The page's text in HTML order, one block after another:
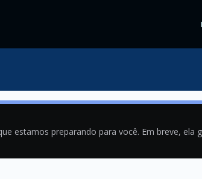
estamos preparando para você. Em breve,